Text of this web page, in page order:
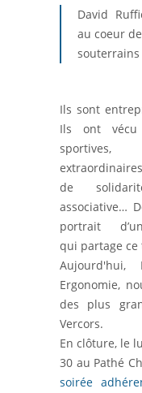
David
au coeur
souterrains
Ils sont
Ils ont vécu
de
associative…
portrait
qui partage ce
Aujourd'hui,
Ergonomie,
des plus
Vercors.
En clôture, le
30 au Pathé
soirée